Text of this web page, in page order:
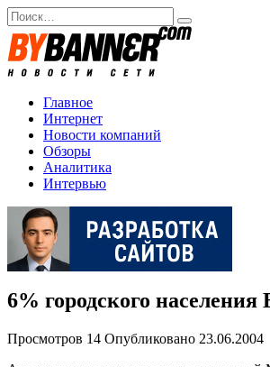
Перейти
к
содержанию
Search
for:
Главное
Интернет
Новости компаний
Обзоры
Аналитика
Интервью
6% городского населения
Просмотров 14 Опубликовано 23.06.2004